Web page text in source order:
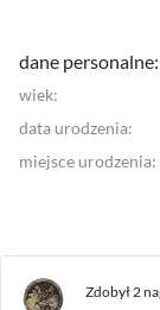
dane personalne:
wiek:
data urodzenia:
miejsce urodzenia:
Zdobył 2